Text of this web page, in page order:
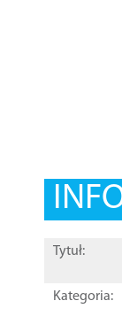
Tytuł:
Kategoria: